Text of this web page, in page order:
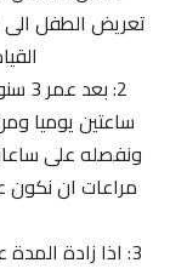
تعريض الطفل الى
2: بعد
ساعتين يوميا
ونفصله على
مراعات ان نكون
3: اذا زادة المدة